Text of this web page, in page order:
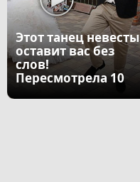
Этот танец невесты
оставит вас без
слов!
Пересмотрела 10